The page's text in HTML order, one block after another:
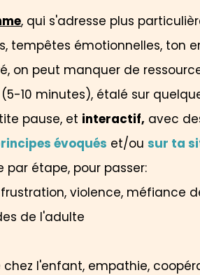
, qui s'adresse plus
tempêtes émotionnelles,
on peut manquer de
(5-10 minutes), étalé sur
pause, et interactif, avec
évoqués et/ou sur ta
étape, pour passer:
violence, méfiance
de l'adulte
chez l'enfant, empathie,